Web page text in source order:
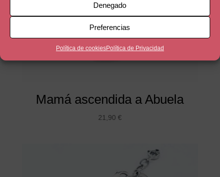
Denegado
Preferencias
Política de cookiesPolítica de Privacidad
Mamá ascendida a Abuela
21,90 €